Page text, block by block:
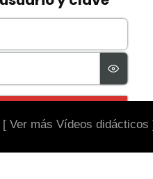
[ Ver más Vídeos didácticos